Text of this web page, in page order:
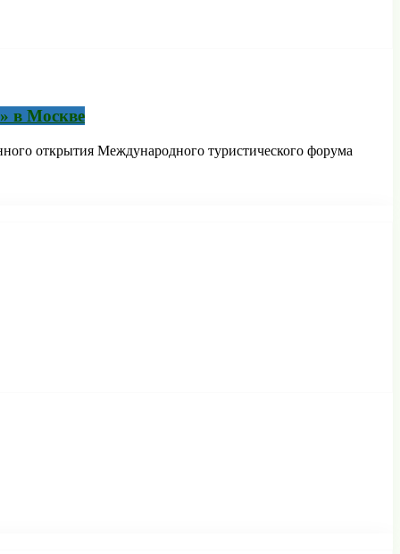
в Москве
открытия Международного туристического форума